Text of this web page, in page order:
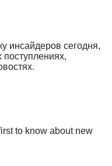
инсайдеров сегодня,
to know about new